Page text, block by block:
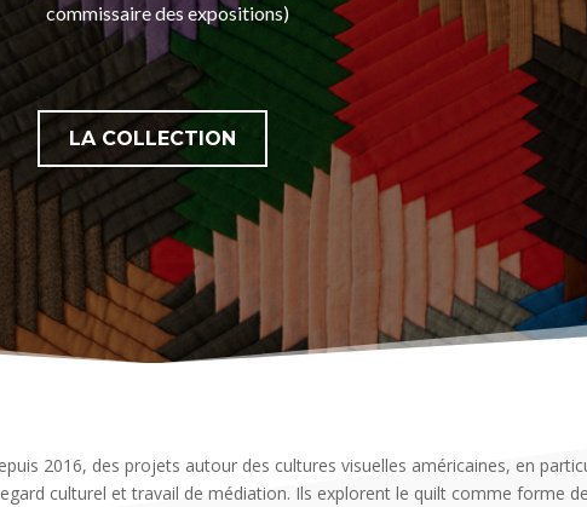
commissaire des expositions)
LA COLLECTION
2016, des projets autour des cultures visuelles américaines, en
culturel et travail de médiation. Ils explorent le quilt comme forme